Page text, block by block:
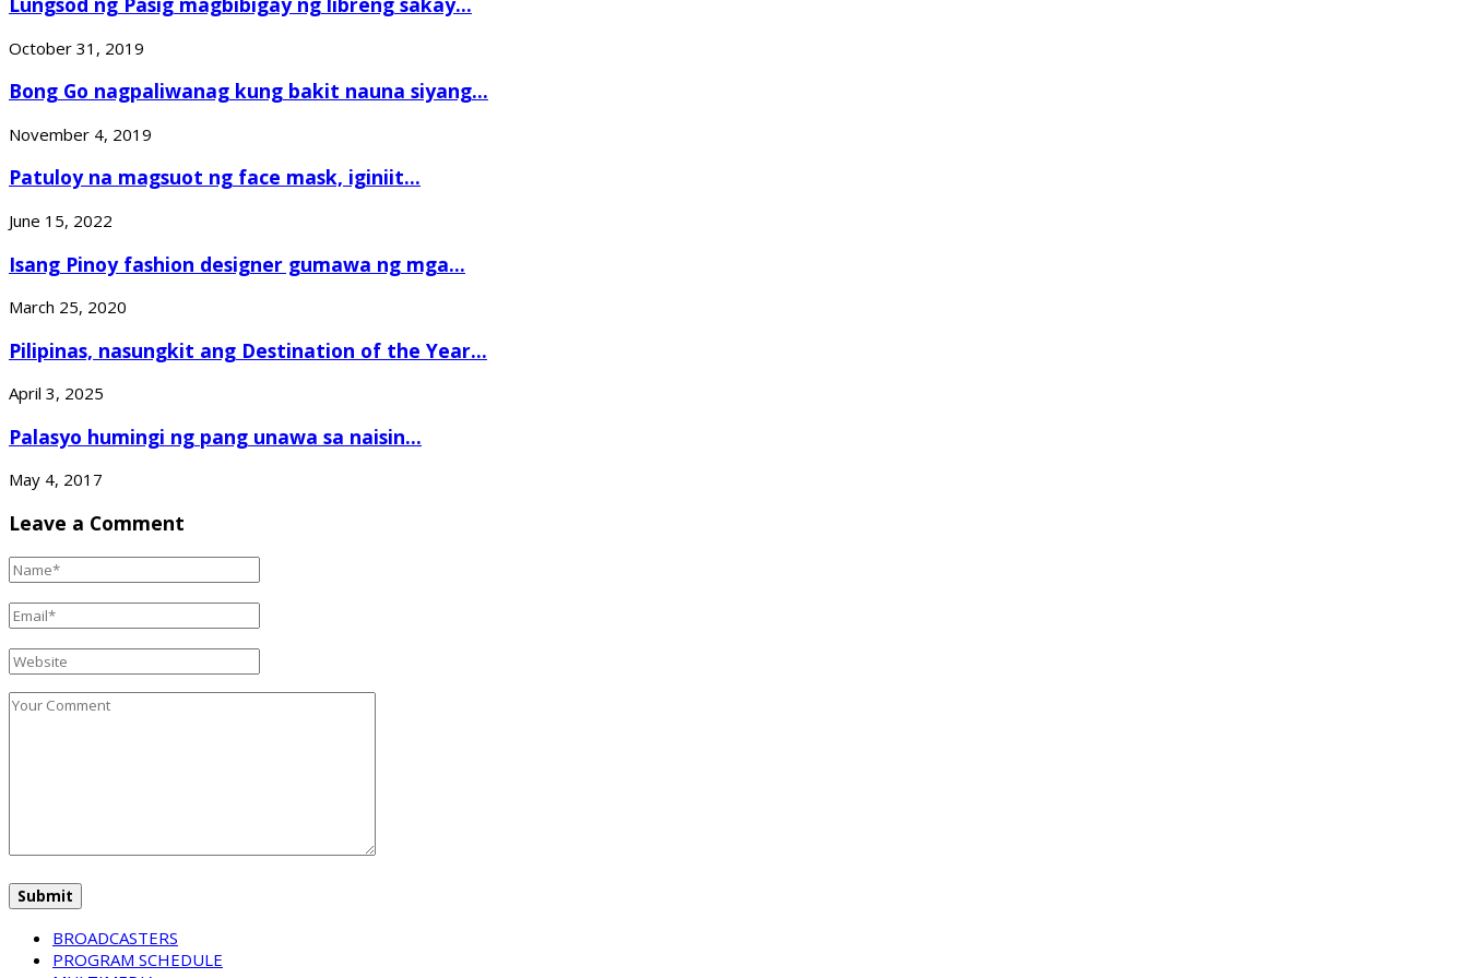
October 31, 2019
Bong Go nagpaliwanag kung bakit nauna siyang...
November 4, 2019
Patuloy na magsuot ng face mask, iginiit...
June 15, 2022
Isang Pinoy fashion designer gumawa ng mga...
March 25, 2020
Pilipinas, nasungkit ang Destination of the Year...
April 3, 2025
Palasyo humingi ng pang unawa sa naisin...
May 4, 2017
Leave a Comment
BROADCASTERS
PROGRAM SCHEDULE